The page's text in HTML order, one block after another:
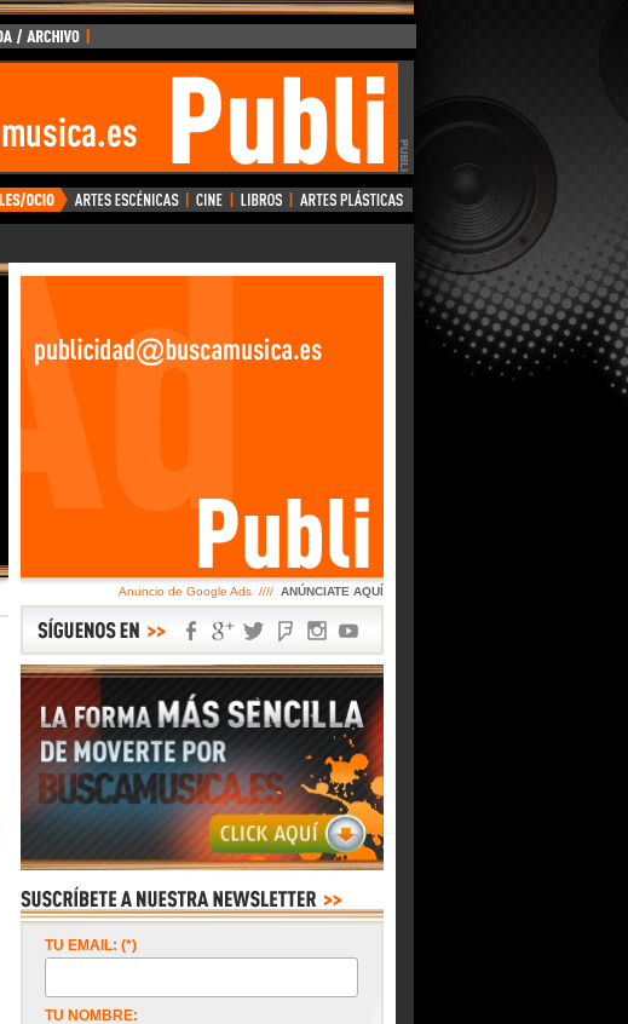
Anuncio de Google Ads //// ANÚNCIATE AQUÍ
TU EMAIL: (*)
TU NOMBRE: